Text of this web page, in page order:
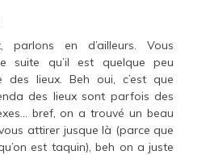
en d’ailleurs. Vous
suite qu’il est quelque peu
lieux. Beh oui, c’est que
des lieux sont parfois des
bref, on a trouvé un beau
attirer jusque là (parce que
est taquin), beh on a juste